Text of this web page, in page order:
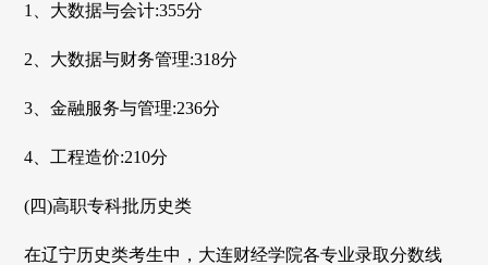
1、大数据与会计:355分
2、大数据与财务管理:318分
3、金融服务与管理:236分
4、工程造价:210分
(四)高职专科批历史类
在辽宁历史类考生中，大连财经学院各专业录取分数线